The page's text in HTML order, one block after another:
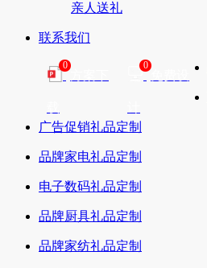
亲人送礼
联系我们
0 0
广告促销礼品定制
品牌家电礼品定制
电子数码礼品定制
品牌厨具礼品定制
品牌家纺礼品定制